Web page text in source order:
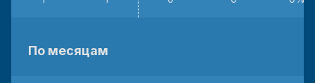
По месяцам